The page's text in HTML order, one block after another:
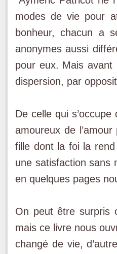
modes de vie pour
bonheur, chacun a
anonymes aussi
pour eux. Mais avant
dispersion, par
De celle qui
amoureux de
fille dont la foi la
une satisfaction sans
en quelques pages
On peut être surpris
mais ce livre nous
changé de vie,